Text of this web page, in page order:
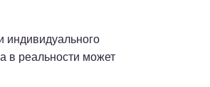
индивидуального
в реальности может